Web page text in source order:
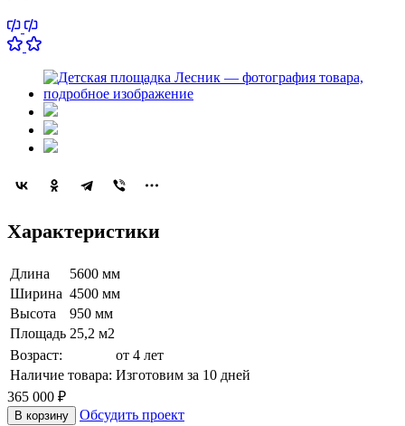
Характеристики
Длина
5600 мм
Ширина 4500 мм
Высота
950 мм
Площадь 25,2 м2
Возраст:
от 4 лет
Наличие товара: Изготовим за 10 дней
365 000 ₽
В корзину Обсудить проект